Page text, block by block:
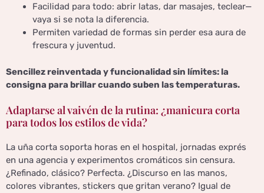
Facilidad para todo: abrir latas, dar masajes, teclear—
vaya si se nota la diferencia.
Permiten variedad de formas sin perder esa aura de
frescura y juventud.
Sencillez reinventada y funcionalidad sin límites: la
consigna para brillar cuando suben las temperaturas.
Adaptarse al vaivén de la rutina: ¿manicura corta
para todos los estilos de vida?
La uña corta soporta horas en el hospital, jornadas exprés
en una agencia y experimentos cromáticos sin censura.
¿Refinado, clásico? Perfecta. ¿Discurso en las manos,
colores vibrantes, stickers que gritan verano? Igual de